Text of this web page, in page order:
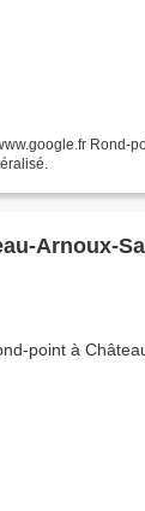
Rond-
Arnoux-